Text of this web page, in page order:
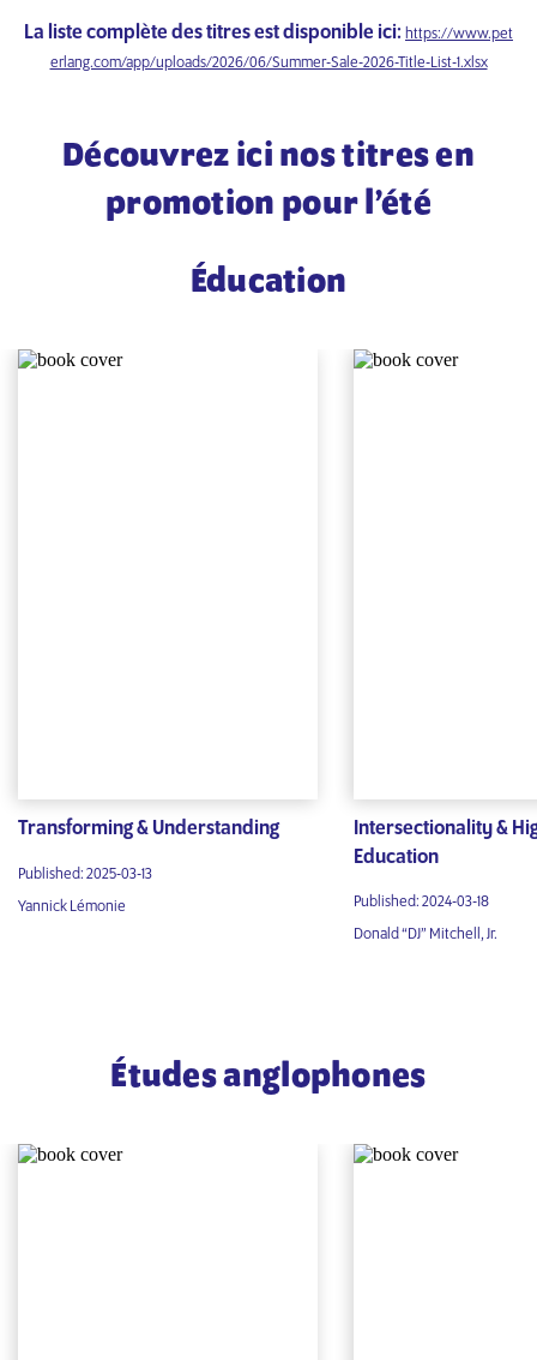
La liste complète des titres est disponible ici: https://www.pet
erlang.com/app/uploads/2026/06/Summer-Sale-2026-Title-List-1.xlsx
Découvrez ici nos titres en
promotion pour l’été
Éducation
Transforming & Understanding
Published: 2025-03-13
Yannick Lémonie
Intersectionality &
Education
Published: 2024-03-18
Donald “DJ” Mitchell, Jr.
Études anglophones